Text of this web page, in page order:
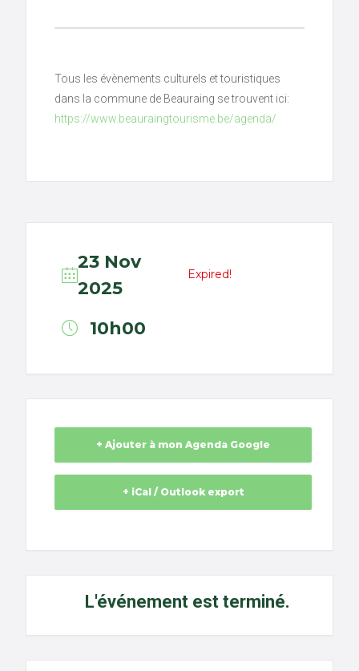
Tous les évènements culturels et touristiques
dans la commune de Beauraing se trouvent ici:
https://www.beauraingtourisme.be/agenda/
23 Nov
2025
Expired!
10h00
+ Ajouter à mon Agenda Google
+ iCal / Outlook export
L'événement est terminé.